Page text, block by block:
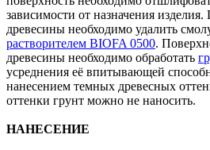
зависимости от назначения
древесины необходимо удалить
растворителем BIOFA 0500.
древесины необходимо обработать
усреднения её впитывающей
нанесением темных древесных
оттенки грунт можно не наносить.
НАНЕСЕНИЕ